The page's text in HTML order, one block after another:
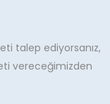
talep ediyorsanız,
vereceğimizden